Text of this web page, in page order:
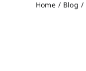
Home Blog